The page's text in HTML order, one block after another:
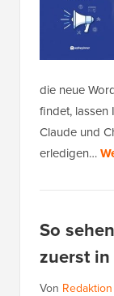
die neue
findet, lassen
Claude und
erledigen…
So
zuerst
Von Redaktion